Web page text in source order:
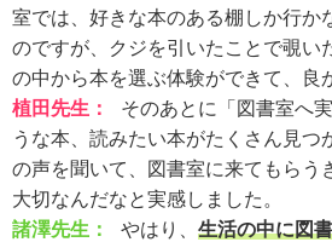
室では、好きな本のある棚しか行か
のですが、クジを引いたことで覗い
の中から本を選ぶ体験ができて、良
植田先生：
そのあとに「図書室へ
うな本、読みたい本がたくさん見つ
の声を聞いて、図書室に来てもらう
大切なんだなと実感しました。
諸澤先生：
やはり、 生活の中に図